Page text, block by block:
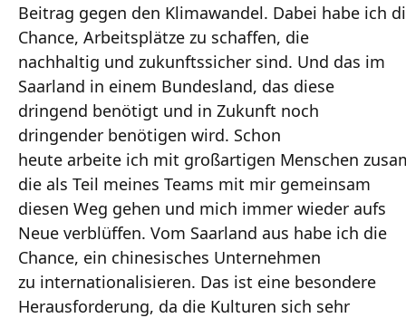
Beitrag gegen den Klimawandel. Dabei habe ich
Chance, Arbeitsplätze zu schaffen, die
nachhaltig und zukunftssicher sind. Und das im
Saarland in einem Bundesland, das diese
dringend benötigt und in Zukunft noch
dringender benötigen wird. Schon
heute arbeite ich mit großartigen Menschen
die als Teil meines Teams mit mir gemeinsam
diesen Weg gehen und mich immer wieder aufs
Neue verblüffen. Vom Saarland aus habe ich die
Chance, ein chinesisches Unternehmen
zu internationalisieren. Das ist eine besondere
Herausforderung, da die Kulturen sich sehr